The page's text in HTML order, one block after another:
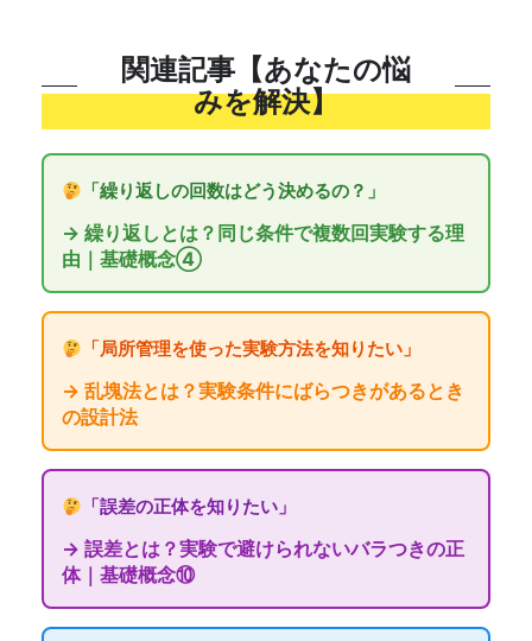
関連記事【あなたの悩
みを解決】
「繰り返しの回数はどう決めるの？」
→ 繰り返しとは？同じ条件で複数回実験する理
由｜基礎概念④
「局所管理を使った実験方法を知りたい」
→ 乱塊法とは？実験条件にばらつきがあるとき
の設計法
「誤差の正体を知りたい」
→ 誤差とは？実験で避けられないバラつきの正
体｜基礎概念⑩